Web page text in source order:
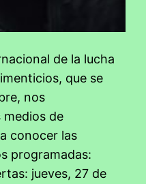
de la lucha
que se
nos
de
conocer las
programadas:
jueves, 27 de